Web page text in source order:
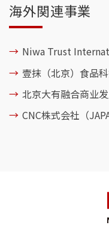
海外関連事業
Niwa Trust
壹抹（北京）食品
北京大有融合商业
CNC株式会社（